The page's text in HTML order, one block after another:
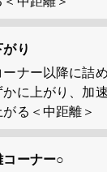
り
ナー以降に詰
かに上がり、加
る＜中距離＞
ーナー○